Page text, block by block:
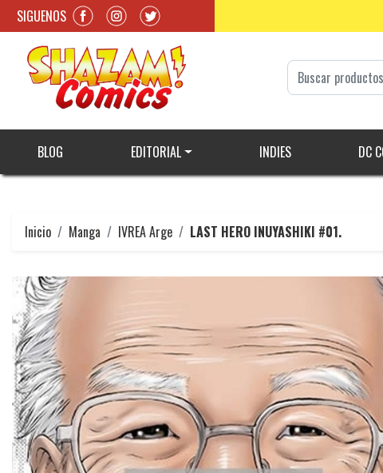
SIGUENOS
BLOG EDITORIAL INDIES DC
Inicio Manga IVREA Arge LAST HERO INUYASHIKI #01.